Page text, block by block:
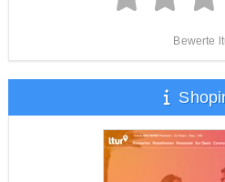
Bewerte